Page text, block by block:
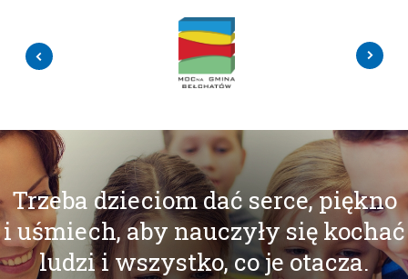
Trzeba dzieciom dać serce, piękno
i uśmiech, aby nauczyły się kochać
ludzi i wszystko, co je otacza.